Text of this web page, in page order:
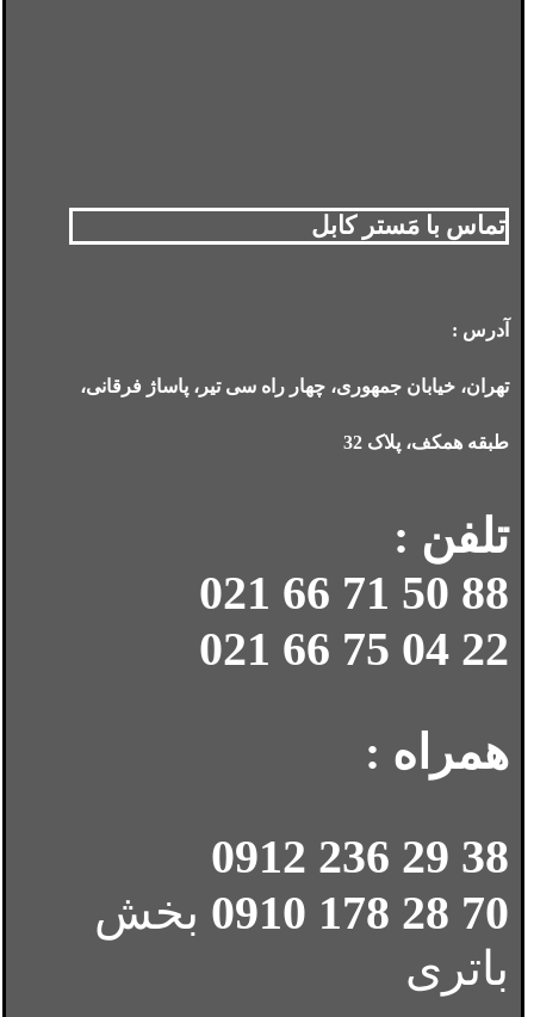
تماس با مَستر کابل
آدرس :
تهران، خیابان جمهوری، چهار راه سی تیر، پاساژ فرقانی،
طبقه همکف، پلاک 32
تلفن :
88 50 71 66 021
22 04 75 66 021
همراه :
38 29 236 0912
70 28 178 0910
بخش
باتری